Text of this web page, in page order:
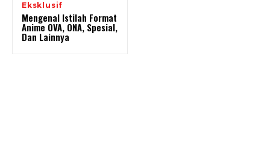
Eksklusif
Mengenal Istilah Format
Anime OVA, ONA, Spesial,
Dan Lainnya